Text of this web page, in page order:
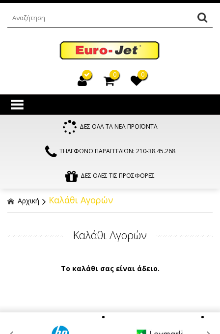
0 0
ΔΕΣ ΟΛΑ ΤΑ ΝΕΑ ΠΡΟΪΟΝΤΑ
ΤΗΛΕΦΩΝΟ ΠΑΡΑΓΓΕΛΙΩΝ: 210-38.45.268
ΔΕΣ ΟΛΕΣ ΤΙΣ ΠΡΟΣΦΟΡΕΣ
Αρχική Καλάθι Αγορών
Καλάθι Αγορών
Το καλάθι σας είναι άδειο.